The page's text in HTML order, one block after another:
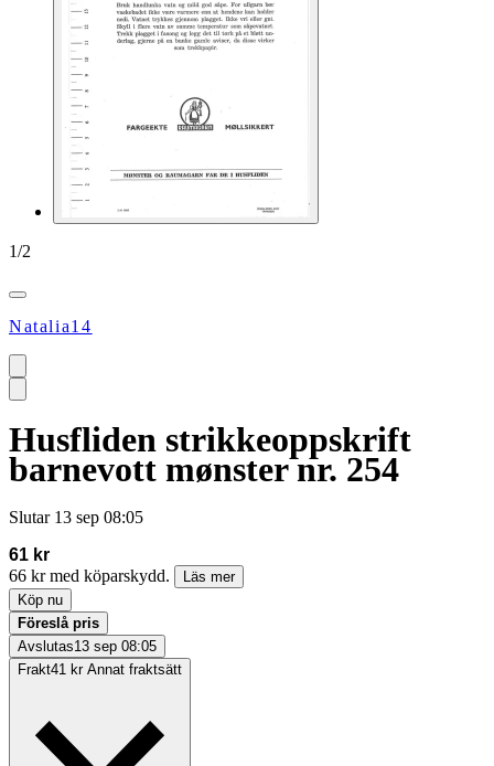
1/2
Natalia14
Husfliden strikkeoppskrift
barnevott mønster nr. 254
Slutar 13 sep 08:05
61 kr
66 kr med köparskydd.
Läs mer
Köp nu
Föreslå pris
Avslutas13 sep 08:05
Frakt41 kr Annat fraktsätt